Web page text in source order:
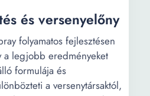
és versenyelőny
folyamatos fejlesztésen
a legjobb eredményeket
formulája és
a versenytársaktól,